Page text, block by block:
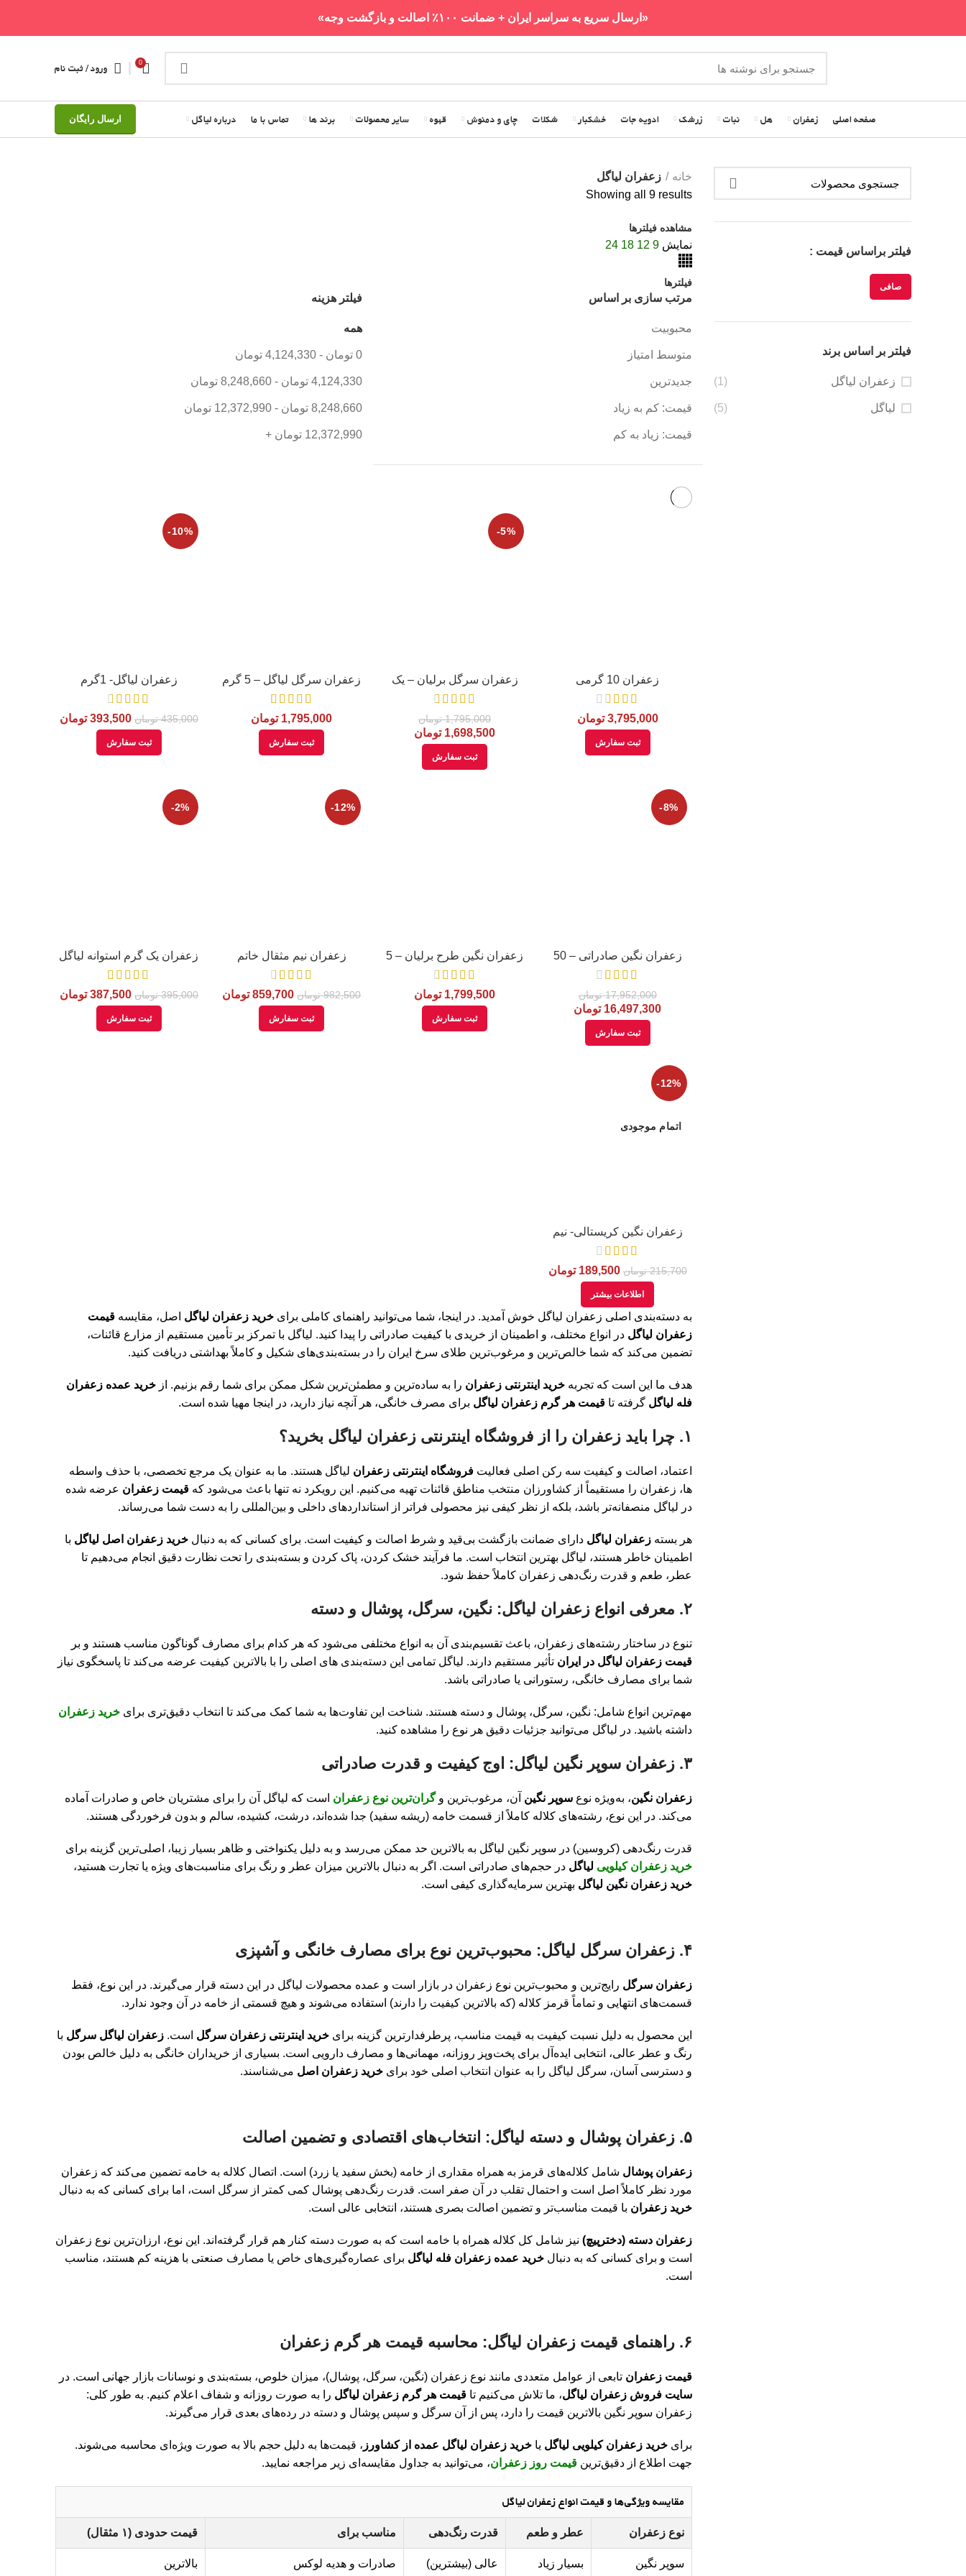
«ارسال سریع به سراسر ایران + ضمانت ۱۰۰٪ اصالت و بازگشت وجه»
0 ورود / ثبت نام
صفحه اصلی زعفران هل نبات زرشک ادویه جات خشکبار شکلات چای و دمنوش قهوه سایر محصولات برند ها تماس با ما درباره لیاگل ارسال رایگان
فیلتر براساس قیمت :
صافی
فیلتر بر اساس برند
زعفران لیاگل (1)
لیاگل (5)
خانه
زعفران لیاگل
Showing all 9 results
مشاهده فیلترها
نمایش9
12
18
24
فیلترها
مرتب سازی بر اساس
محبوبیت
متوسط امتیاز
جدیدترین
قیمت: کم به زیاد
قیمت: زیاد به کم
فیلتر هزینه
همه
0 تومان -
4,124,330 تومان
4,124,330 تومان -
8,248,660 تومان
8,248,660 تومان -
12,372,990 تومان
12,372,990 تومان +
زعفران 10 گرمی
3,795,000 تومان
ثبت سفارش
-5%
زعفران سرگل برلیان – یک
مثقالی
1,795,000 تومان
1,698,500 تومان
ثبت سفارش
زعفران سرگل لیاگل – 5 گرم
1,795,000 تومان
ثبت سفارش
-10%
زعفران لیاگل- 1گرم
435,000 تومان 393,500 تومان
ثبت سفارش
-8%
زعفران نگین صادراتی – 50
گرم
17,952,000 تومان
16,497,300 تومان
ثبت سفارش
زعفران نگین طرح برلیان – 5
گرم
1,799,500 تومان
ثبت سفارش
-12%
زعفران نیم مثقال خاتم
982,500 تومان 859,700 تومان
ثبت سفارش
-2%
زعفران یک گرم استوانه لیاگل
395,000 تومان 387,500 تومان
ثبت سفارش
-12%
اتمام موجودی
زعفران نگین کریستالی- نیم
گرم
215,700 تومان 189,500 تومان
اطلاعات بیشتر
به دسته‌بندی اصلی زعفران لیاگل خوش آمدید. در اینجا، شما می‌توانید راهنمای کاملی برایخرید زعفران لیاگل اصل، مقایسهقیمت
زعفران لیاگل در انواع مختلف، و اطمینان از خریدی با کیفیت صادراتی را پیدا کنید. لیاگل با تمرکز بر تأمین مستقیم از مزارع قائنات،
تضمین می‌کند که شما خالص‌ترین و مرغوب‌ترین طلای سرخ ایران را در بسته‌بندی‌های شکیل و کاملاً بهداشتی دریافت کنید.
هدف ما این است که تجربهخرید اینترنتی زعفران را به ساده‌ترین و مطمئن‌ترین شکل ممکن برای شما رقم بزنیم. ازخرید عمده زعفران
فله لیاگل گرفته تاقیمت هر گرم زعفران لیاگل برای مصرف خانگی، هر آنچه نیاز دارید، در اینجا مهیا شده است.
۱. چرا باید زعفران را از فروشگاه اینترنتی زعفران لیاگل بخرید؟
اعتماد، اصالت و کیفیت سه رکن اصلی فعالیتفروشگاه اینترنتی زعفران لیاگل هستند. ما به عنوان یک مرجع تخصصی، با حذف واسطه‌
ها، زعفران را مستقیماً از کشاورزان منتخب مناطق قائنات تهیه می‌کنیم. این رویکرد نه تنها باعث می‌شود کهقیمت زعفران عرضه شده
در لیاگل منصفانه‌تر باشد، بلکه از نظر کیفی نیز محصولی فراتر از استانداردهای داخلی و بین‌المللی را به دست شما می‌رساند.
هر بستهزعفران لیاگل دارای ضمانت بازگشت بی‌قید و شرط اصالت و کیفیت است. برای کسانی که به دنبالخرید زعفران اصل لیاگل با
اطمینان خاطر هستند، لیاگل بهترین انتخاب است. ما فرآیند خشک کردن، پاک کردن و بسته‌بندی را تحت نظارت دقیق انجام می‌دهیم تا
عطر، طعم و قدرت رنگ‌دهی زعفران کاملاً حفظ شود.
۲. معرفی انواع زعفران لیاگل: نگین، سرگل، پوشال و دسته
تنوع در ساختار رشته‌های زعفران، باعث تقسیم‌بندی آن به انواع مختلفی می‌شود که هر کدام برای مصارف گوناگون مناسب هستند و بر
قیمت زعفران لیاگل در ایران تأثیر مستقیم دارند. لیاگل تمامی این دسته‌بندی‌ های اصلی را با بالاترین کیفیت عرضه می‌کند تا پاسخگوی نیاز
شما برای مصارف خانگی، رستورانی یا صادراتی باشد.
مهم‌ترین انواع شامل: نگین، سرگل، پوشال و دسته هستند. شناخت این تفاوت‌ها به شما کمک می‌کند تا انتخاب دقیق‌تری برایخرید زعفران
داشته باشید. در لیاگل می‌توانید جزئیات دقیق هر نوع را مشاهده کنید.
۳. زعفران سوپر نگین لیاگل: اوج کیفیت و قدرت صادراتی
زعفران نگین، به‌ویژه نوعسوپر نگین آن، مرغوب‌ترین وگران‌ترین نوع زعفران است که لیاگل آن را برای مشتریان خاص و صادرات آماده
می‌کند. در این نوع، رشته‌های کلاله کاملاً از قسمت خامه (ریشه سفید) جدا شده‌اند، درشت، کشیده، سالم و بدون فرخوردگی هستند.
قدرت رنگ‌دهی (کروسین) در سوپر نگین لیاگل به بالاترین حد ممکن می‌رسد و به دلیل یکنواختی و ظاهر بسیار زیبا، اصلی‌ترین گزینه برای
خرید زعفران کیلویی لیاگل در حجم‌های صادراتی است. اگر به دنبال بالاترین میزان عطر و رنگ برای مناسبت‌های ویژه یا تجارت هستید،
خرید زعفران نگین لیاگل بهترین سرمایه‌گذاری کیفی است.
۴. زعفران سرگل لیاگل: محبوب‌ترین نوع برای مصارف خانگی و آشپزی
زعفران سرگل رایج‌ترین و محبوب‌ترین نوع زعفران در بازار است و عمده محصولات لیاگل در این دسته قرار می‌گیرند. در این نوع، فقط
قسمت‌های انتهایی و تماماً قرمز کلاله (که بالاترین کیفیت را دارند) استفاده می‌شوند و هیچ قسمتی از خامه در آن وجود ندارد.
این محصول به دلیل نسبت کیفیت به قیمت مناسب، پرطرفدارترین گزینه برایخرید اینترنتی زعفران سرگل است.زعفران لیاگل سرگل با
رنگ و عطر عالی، انتخابی ایده‌آل برای پخت‌وپز روزانه، مهمانی‌ها و مصارف دارویی است. بسیاری از خریداران خانگی به دلیل خالص بودن
و دسترسی آسان، سرگل لیاگل را به عنوان انتخاب اصلی خود برایخرید زعفران اصل می‌شناسند.
۵. زعفران پوشال و دسته لیاگل: انتخاب‌های اقتصادی و تضمین اصالت
زعفران پوشال شامل کلاله‌های قرمز به همراه مقداری از خامه (بخش سفید یا زرد) است. اتصال کلاله به خامه تضمین می‌کند که زعفران
مورد نظر کاملاً اصل است و احتمال تقلب در آن صفر است. قدرت رنگ‌دهی پوشال کمی کمتر از سرگل است، اما برای کسانی که به دنبال
خرید زعفران با قیمت مناسب‌تر و تضمین اصالت بصری هستند، انتخابی عالی است.
زعفران دسته (دخترپیچ) نیز شامل کل کلاله همراه با خامه است که به صورت دسته کنار هم قرار گرفته‌اند. این نوع، ارزان‌ترین نوع زعفران
است و برای کسانی که به دنبالخرید عمده زعفران فله لیاگل برای عصاره‌گیری‌های خاص یا مصارف صنعتی با هزینه کم هستند، مناسب
است.
۶. راهنمای قیمت زعفران لیاگل: محاسبه قیمت هر گرم زعفران
قیمت زعفران تابعی از عوامل متعددی مانند نوع زعفران (نگین، سرگل، پوشال)، میزان خلوص، بسته‌بندی و نوسانات بازار جهانی است. در
سایت فروش زعفران لیاگل، ما تلاش می‌کنیم تاقیمت هر گرم زعفران لیاگل را به صورت روزانه و شفاف اعلام کنیم. به طور کلی:
زعفران سوپر نگین بالاترین قیمت را دارد، پس از آن سرگل و سپس پوشال و دسته در رده‌های بعدی قرار می‌گیرند.
برایخرید زعفران کیلویی لیاگل یاخرید زعفران لیاگل عمده از کشاورز ، قیمت‌ها به دلیل حجم بالا به صورت ویژه‌ای محاسبه می‌شوند.
جهت اطلاع از دقیق‌ترینقیمت روز زعفران، می‌توانید به جداول مقایسه‌ای زیر مراجعه نمایید.
مقایسه ویژگی‌ها و قیمت انواع زعفران لیاگل
نوع زعفران عطر و طعم قدرت رنگ‌دهی مناسب برای قیمت حدودی (۱ مثقال)
سوپر نگین بسیار زیاد عالی (بیشترین) صادرات و هدیه لوکس بالاترین